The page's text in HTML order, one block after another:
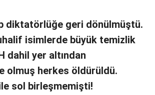
diktatörlüğe geri dönülmüştü.
isimlerde büyük temizlik
dahil yer altından
olmuş herkes öldürüldü.
ile sol birleşmemişti!